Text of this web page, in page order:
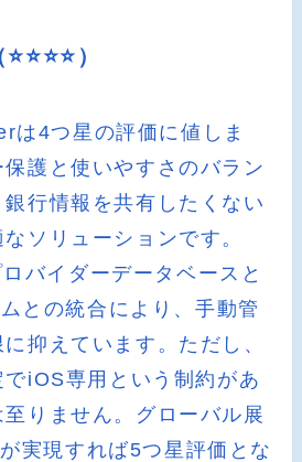
）
4つ星の評価に値しま
護と使いやすさのバラン
行情報を共有したくない
ソリューションです。
バイダーデータベースと
との統合により、手動管
抑えています。ただし、
iOS専用という制約があ
りません。グローバル展
実現すれば5つ星評価とな